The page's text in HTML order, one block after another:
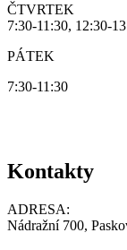
ČTVRTEK
7:30-11:30, 12:30-
PÁTEK
7:30-11:30
Kontakty
ADRESA:
Nádražní 700,